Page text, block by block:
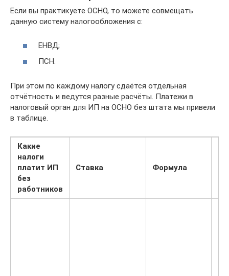
Если вы практикуете ОСНО, то можете совмещать
данную систему налогообложения с:
ЕНВД;
ПСН.
При этом по каждому налогу сдаётся отдельная
отчётность и ведутся разные расчёты. Платежи в
налоговый орган для ИП на ОСНО без штата мы привели
в таблице.
Какие
налоги
платит ИП
без
работников
Ставка Формула